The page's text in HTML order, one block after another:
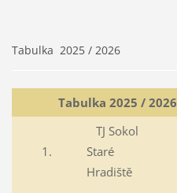
Tabulka 2025 / 2026
Tabulka 2025 / 2026
1.
TJ Sokol
Staré
Hradiště